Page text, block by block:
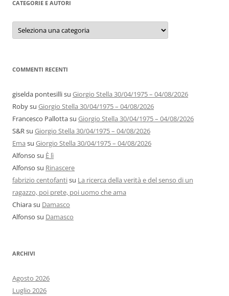
CATEGORIE E AUTORI
Categorie
autori
COMMENTI RECENTI
giselda pontesillisu Giorgio Stella 30/04/1975 – 04/08/2026
Robysu Giorgio Stella 30/04/1975 – 04/08/2026
Francesco Pallottasu Giorgio Stella 30/04/1975 – 04/08/2026
S&Rsu Giorgio Stella 30/04/1975 – 04/08/2026
Ema su Giorgio Stella 30/04/1975 – 04/08/2026
Alfonso su È lì
Alfonso su Rinascere
fabrizio centofantisu La ricerca della verità e del senso di un
ragazzo, poi prete, poi uomo che ama
Chiarasu Damasco
Alfonso su Damasco
ARCHIVI
Agosto 2026
Luglio 2026